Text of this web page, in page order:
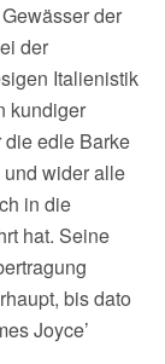
der
der
Italienistik
kundiger
edle Barke
wider alle
in die
hat. Seine
bis dato
Joyce’